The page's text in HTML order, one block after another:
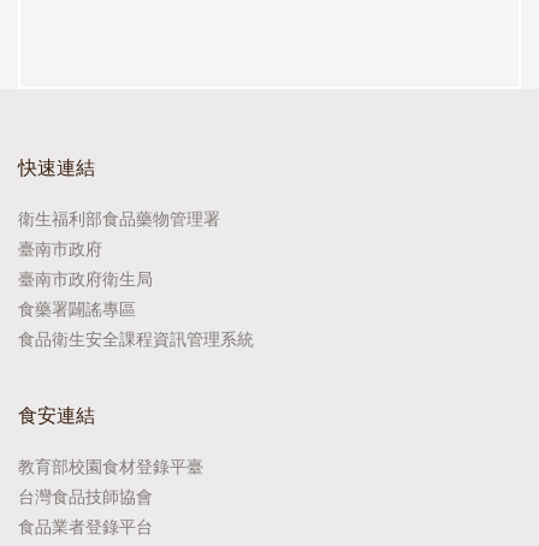
快速連結
衛生福利部食品藥物管理署
臺南市政府
臺南市政府衛生局
食藥署闢謠專區
食品衛生安全課程資訊管理系統
食安連結
教育部校園食材登錄平臺
台灣食品技師協會
食品業者登錄平台